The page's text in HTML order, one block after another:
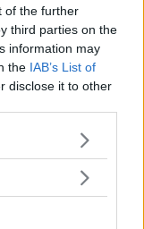
of the further
third parties on the
information may
the IAB’s List of
disclose it to other
or more Google
You may click to
in below Google
från Opel; en
hamnar priset
framme vid
framtid som